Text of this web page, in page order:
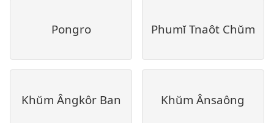
Pongro Phumĭ Tnaôt Chŭm
Khŭm Ângkôr Ban Khŭm Ânsaông